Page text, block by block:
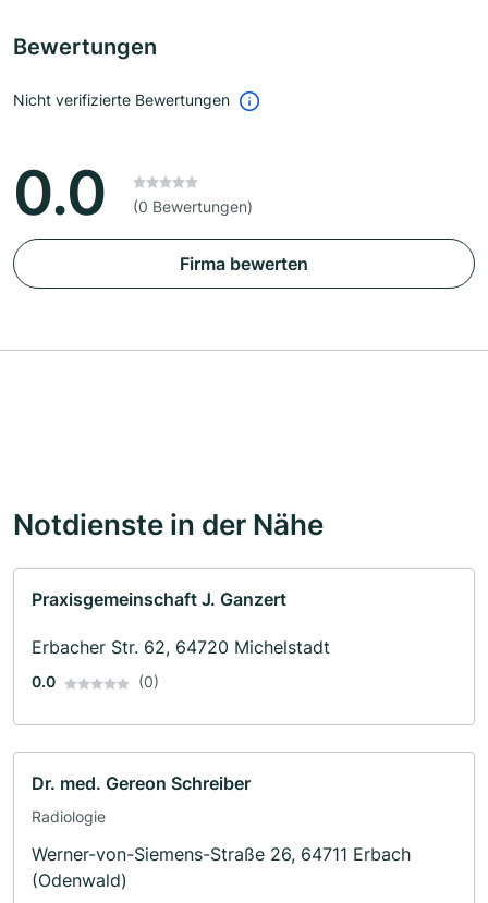
Bewertungen
Nicht verifizierte Bewertungen
0.0 (0 Bewertungen)
Firma bewerten
Notdienste in der Nähe
Praxisgemeinschaft J. Ganzert
Erbacher Str. 62, 64720 Michelstadt
0.0 (0)
Dr. med. Gereon Schreiber
Radiologie
Werner-von-Siemens-Straße 26, 64711 Erbach
(Odenwald)